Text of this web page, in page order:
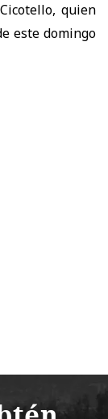
quien
este domingo